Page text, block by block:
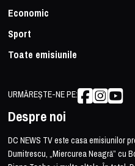
Economic
Sport
Toate emisiunile
URMĂREȘTE-NE PE:
Despre noi
DC NEWS TV este casa emisiunilor
Dumitrescu, „Miercurea Neagră” cu